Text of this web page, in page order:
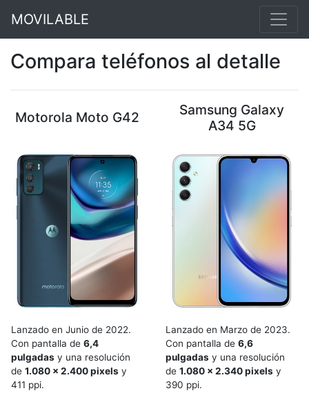
MOVILABLE
Compara teléfonos al detalle
Motorola Moto G42
Samsung Galaxy
A34 5G
Lanzado en Junio de 2022.
Con pantalla de 6,4
pulgadas y una resolución
de 1.080 x 2.400 pixels y
411 ppi.
Lanzado en Marzo de 2023.
Con pantalla de 6,6
pulgadas y una resolución
de 1.080 x 2.340 pixels y
390 ppi.